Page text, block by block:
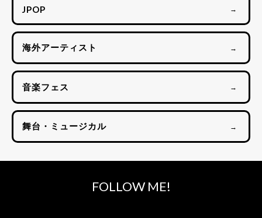
JPOP →
海外アーティスト →
音楽フェス →
舞台・ミュージカル →
FOLLOW ME!